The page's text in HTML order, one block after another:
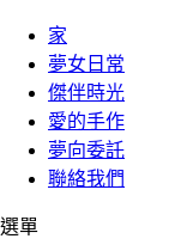
家
夢女日常
傑伴時光
愛的手作
夢向委託
聯絡我們
選單